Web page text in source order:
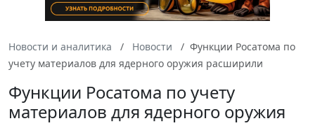
Новости и аналитика Новости
Функции Росатома по
учету материалов для ядерного оружия расширили
Функции Росатома по учету
материалов для ядерного оружия